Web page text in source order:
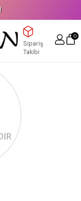
Sipariş
Takibi
0